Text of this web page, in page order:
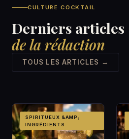
CULTURE COCKTAIL
Derniers articles
de la rédaction
TOUS LES ARTICLES →
SPIRITUEUX &AMP;
INGRÉDIENTS